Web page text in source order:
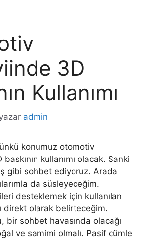
3D
Kullanımı
yazar admin
konumuz otomotiv
kullanımı olacak. Sanki
gibi sohbet ediyoruz. Arada
da süsleyeceğim.
desteklemek için kullanılan
direkt olarak belirteceğim.
bir sohbet havasında olacağı
ve samimi olmalı. Pasif cümle